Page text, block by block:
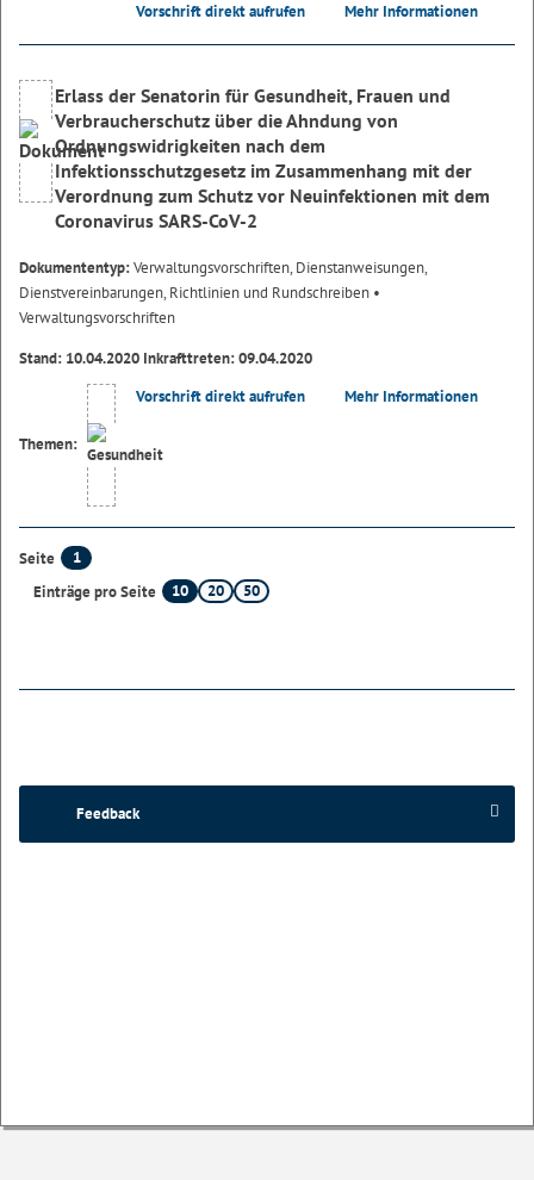
Vorschrift direkt aufrufen Mehr Informationen
Erlass der Senatorin für Gesundheit, Frauen und
Verbraucherschutz über die Ahndung von
Ordnungswidrigkeiten nach dem
Infektionsschutzgesetz im Zusammenhang mit der
Verordnung zum Schutz vor Neuinfektionen mit dem
Coronavirus SARS-CoV-2
Dokumententyp:Verwaltungsvorschriften, Dienstanweisungen,
Dienstvereinbarungen, Richtlinien und Rundschreiben •
Verwaltungsvorschriften
Stand: 10.04.2020 Inkrafttreten: 09.04.2020
Themen:
Vorschrift direkt aufrufen Mehr Informationen
Seite
1
Einträge pro Seite
10 20 50
Feedback